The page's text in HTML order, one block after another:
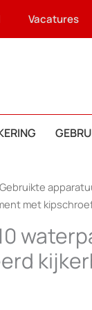
Vacatures
Gebruikte
met